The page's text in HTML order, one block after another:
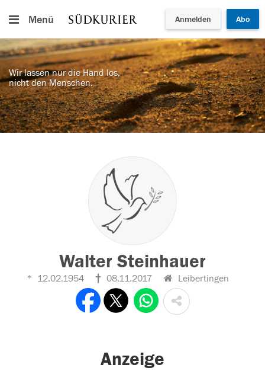
Menü Anmelden Abo
Wir lassen nur die Hand los,
nicht den Menschen.
Walter Steinhauer
12.02.1954 08.11.2017 Leibertingen
Anzeige